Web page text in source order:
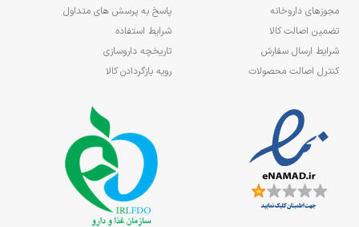
مجوزهای داروخانه
تضمین اصالت کالا
شرایط ارسال سفارش
کنترل اصالت محصولات
پاسخ به پرسش های متداول
شرایط استفاده
تاریخچه داروسازی
رویه بازگردادن کالا